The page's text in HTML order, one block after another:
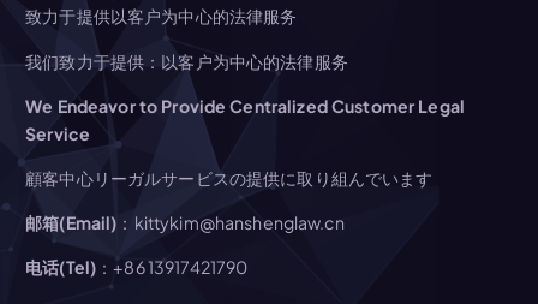
ン
致力于提供以客户为中心的法律服务
我们致力于提供：以客户为中心的法律服务
We Endeavor to Provide Centralized Customer Legal
Service
顧客中心リーガルサービスの提供に取り組んでいます
邮箱(Email) ：kittykim@hanshenglaw.cn
电话(Tel) ：+86 13917421790